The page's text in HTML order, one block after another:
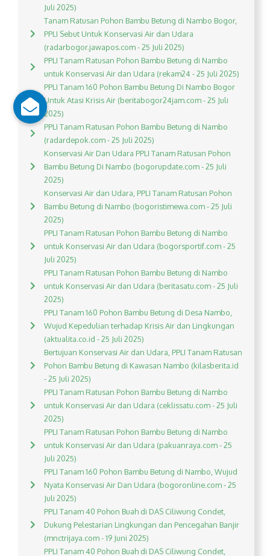
Juli 2025)
Tanam Ratusan Pohon Bambu Betung di Nambo Bogor,
PPLI Sebut Untuk Konservasi Air dan Udara
(radarbogor.jawapos.com - 25 Juli 2025)
PPLI Tanam Ratusan Pohon Bambu Betung di Nambo
untuk Konservasi Air dan Udara (rekam24 - 25 Juli 2025)
PPLI Tanam 160 Pohon Bambu Betung Di Nambo Bogor
Untuk Atasi Krisis Air (beritabogor24jam.com - 25 Juli
2025)
PPLI Tanam Ratusan Pohon Bambu Betung di Nambo
(radardepok.com - 25 Juli 2025)
Konservasi Air Dan Udara PPLI Tanam Ratusan Pohon
Bambu Betung Di Nambo (bogorupdate.com - 25 Juli
2025)
Konservasi Air dan Udara, PPLI Tanam Ratusan Pohon
Bambu Betung di Nambo (bogoristimewa.com - 25 Juli
2025)
PPLI Tanam Ratusan Pohon Bambu Betung di Nambo
untuk Konservasi Air dan Udara (bogorsportif.com - 25
Juli 2025)
PPLI Tanam Ratusan Pohon Bambu Betung di Nambo
untuk Konservasi Air dan Udara (beritasatu.com - 25 Juli
2025)
PPLI Tanam 160 Pohon Bambu Betung di Desa Nambo,
Wujud Kepedulian terhadap Krisis Air dan Lingkungan
(aktualita.co.id - 25 Juli 2025)
Bertujuan Konservasi Air dan Udara, PPLI Tanam Ratusan
Pohon Bambu Betung di Kawasan Nambo (kilasberita.id
- 25 Juli 2025)
PPLI Tanam Ratusan Pohon Bambu Betung di Nambo
untuk Konservasi Air dan Udara (ceklissatu.com - 25 Juli
2025)
PPLI Tanam Ratusan Pohon Bambu Betung di Nambo
untuk Konservasi Air dan Udara (pakuanraya.com - 25
Juli 2025)
PPLI Tanam 160 Pohon Bambu Betung di Nambo, Wujud
Nyata Konservasi Air Dan Udara (bogoronline.com - 25
Juli 2025)
PPLI Tanam 40 Pohon Buah di DAS Ciliwung Condet,
Dukung Pelestarian Lingkungan dan Pencegahan Banjir
(mnctrijaya.com - 19 Juni 2025)
PPLI Tanam 40 Pohon Buah di DAS Ciliwung Condet,